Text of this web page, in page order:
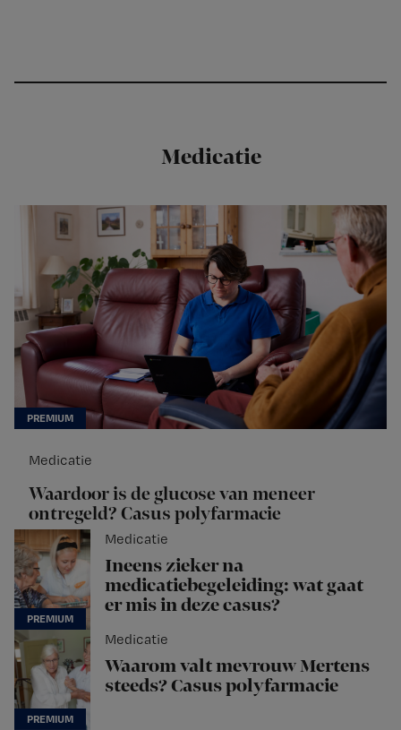
Medicatie
Medicatie
Waardoor is de glucose van meneer
ontregeld? Casus polyfarmacie
Medicatie
Ineens zieker na
medicatiebegeleiding: wat gaat
er mis in deze casus?
Medicatie
Waarom valt mevrouw Mertens
steeds? Casus polyfarmacie